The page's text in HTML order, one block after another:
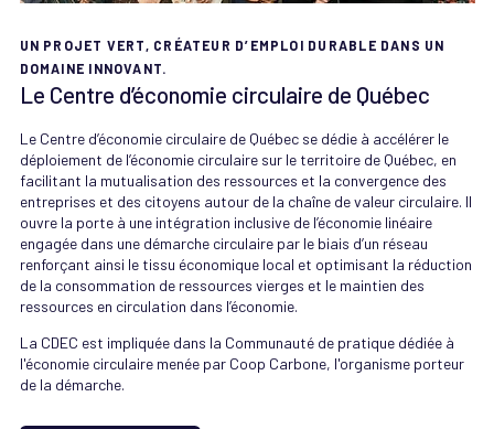
UN PROJET VERT, CRÉATEUR D’EMPLOI DURABLE DANS UN
DOMAINE INNOVANT.
Le Centre d’économie circulaire de Québec
Le Centre d’économie circulaire de Québec se dédie à accélérer le
déploiement de l’économie circulaire sur le territoire de Québec, en
facilitant la mutualisation des ressources et la convergence des
entreprises et des citoyens autour de la chaîne de valeur circulaire. Il
ouvre la porte à une intégration inclusive de l’économie linéaire
engagée dans une démarche circulaire par le biais d’un réseau
renforçant ainsi le tissu économique local et optimisant la réduction
de la consommation de ressources vierges et le maintien des
ressources en circulation dans l’économie.
La CDEC est impliquée dans la Communauté de pratique dédiée à
l'économie circulaire menée par Coop Carbone, l'organisme porteur
de la démarche.